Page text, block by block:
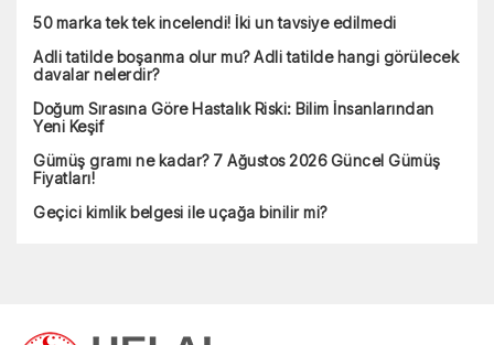
50 marka tek tek incelendi! İki un tavsiye edilmedi
Adli tatilde boşanma olur mu? Adli tatilde hangi görülecek
davalar nelerdir?
Doğum Sırasına Göre Hastalık Riski: Bilim İnsanlarından
Yeni Keşif
Gümüş gramı ne kadar? 7 Ağustos 2026 Güncel Gümüş
Fiyatları!
Geçici kimlik belgesi ile uçağa binilir mi?